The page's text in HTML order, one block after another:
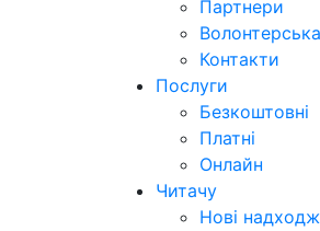
Партнери
Контакти
Послуги
Безкоштовні
Платні
Онлайн
Читачу
Нові